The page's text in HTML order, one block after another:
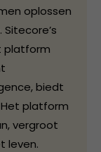
oplossen
platform
biedt
platform
vergroot
leven.